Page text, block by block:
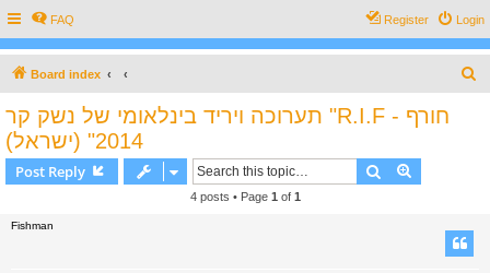
FAQ Login
Register
Board index
תערוכה ויריד בינלאומי של נשק קר "R.I.F - חורף
2014" (ישראל)
Post Reply Search
4 posts • Page 1 of 1
Fishman